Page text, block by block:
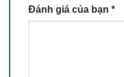
Đánh giá của bạn *